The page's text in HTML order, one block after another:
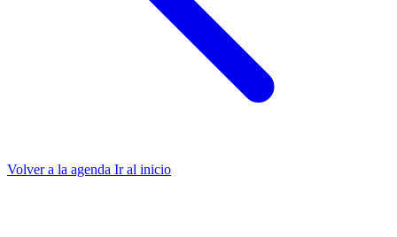
Volver a la agenda Ir al inicio